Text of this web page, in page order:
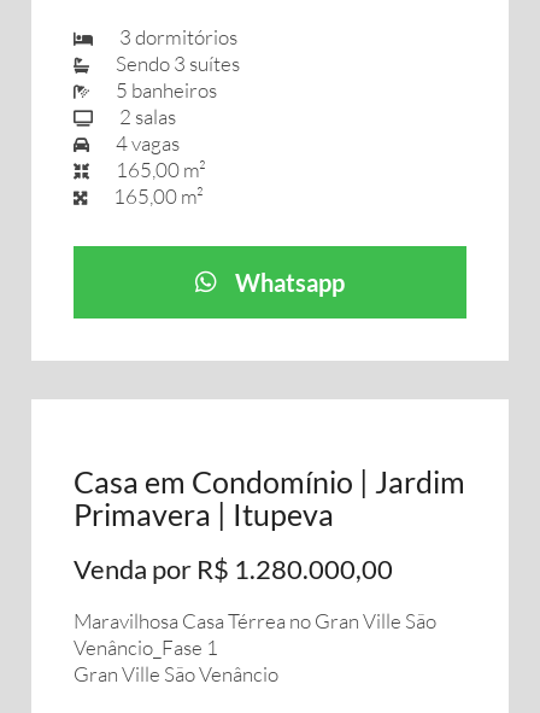
3 dormitórios
Sendo 3 suítes
5 banheiros
2 salas
4 vagas
165,00 m²
165,00 m²
Whatsapp
Casa em Condomínio | Jardim
Primavera | Itupeva
Venda por R$ 1.280.000,00
Maravilhosa Casa Térrea no Gran Ville São
Venâncio_Fase 1
Gran Ville São Venâncio